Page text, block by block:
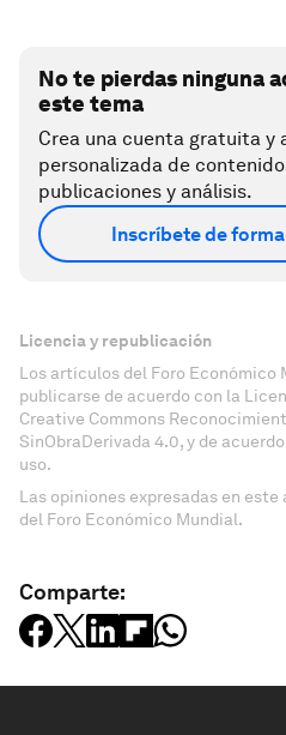
No te pierdas ninguna
este tema
Crea una cuenta gratuita y
personalizada de
publicaciones y análisis.
Inscríbete de
Licencia y republicación
Los artículos del Foro Económico
publicarse de acuerdo con la
Creative Commons
SinObraDerivada 4.0, y de
uso.
Las opiniones expresadas en
del Foro Económico Mundial.
Comparte: